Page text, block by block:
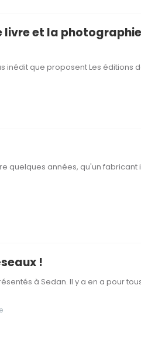
livre et la photographie
inédit que proposent Les éditions
quelques années, qu'un fabricant
!
à Sedan. Il y a en a pour